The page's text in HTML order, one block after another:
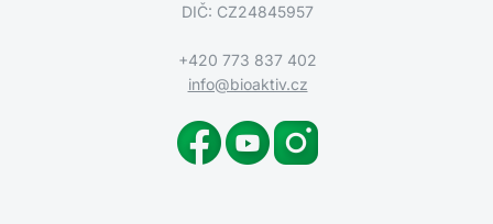
DIČ: CZ24845957
+420 773 837 402
info@bioaktiv.cz